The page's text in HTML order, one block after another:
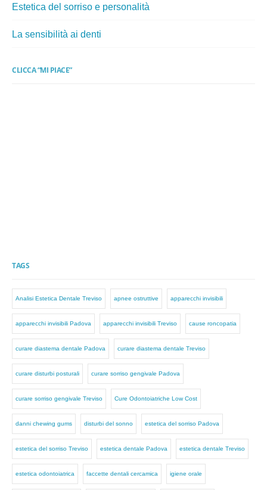
Estetica del sorriso e personalità
La sensibilità ai denti
CLICCA “MI PIACE”
TAGS
Analisi Estetica Dentale Treviso apnee ostruttive apparecchi invisibili
apparecchi invisibili Padova apparecchi invisibili Treviso cause roncopatia
curare diastema dentale Padova curare diastema dentale Treviso
curare disturbi posturali curare sorriso gengivale Padova
curare sorriso gengivale Treviso Cure Odontoiatriche Low Cost
danni chewing gums disturbi del sonno estetica del sorriso Padova
estetica del sorriso Treviso estetica dentale Padova estetica dentale Treviso
estetica odontoiatrica faccette dentali cercamica igiene orale